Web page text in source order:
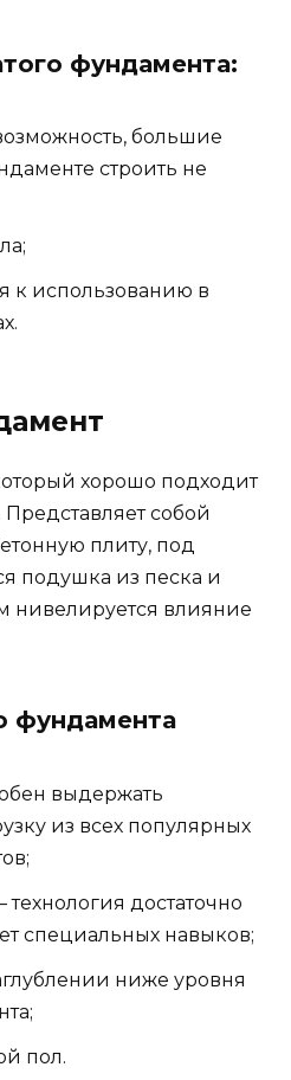
фундамента:
большие
строить не
к использованию в
хорошо подходит
собой
плиту, под
подушка из песка и
нивелируется влияние
фундамента
выдержать
из всех популярных
технология достаточно
специальных навыков;
ниже уровня
пол.